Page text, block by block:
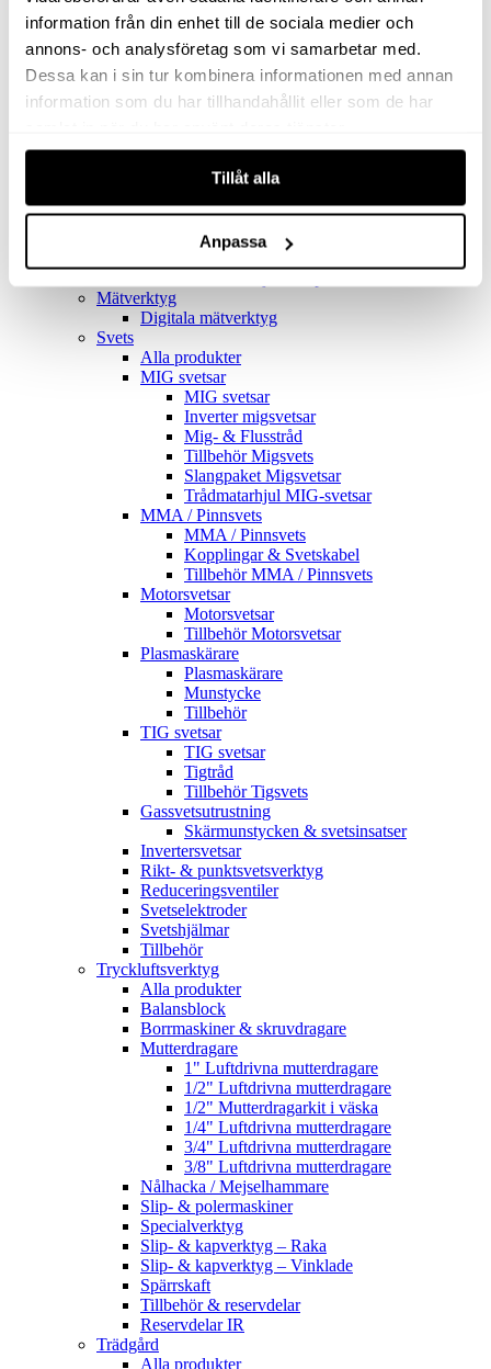
information från din enhet till de sociala medier och
annons- och analysföretag som vi samarbetar med.
Dessa kan i sin tur kombinera informationen med annan
information som du har tillhandahållit eller som de har
Tillåt alla
Anpassa
Golv- & Kombinationsmunstycke
Munstycke
Motor
Reservdelar dammsugare
Rör & handtag
Uppsamlingspåsar
Alla produkter
Mätverktyg
Digitala mätverktyg
Svets
Alla produkter
MIG svetsar
MIG svetsar
Inverter migsvetsar
Mig- & Flusstråd
Tillbehör Migsvets
Slangpaket Migsvetsar
Trådmatarhjul MIG-svetsar
MMA / Pinnsvets
MMA / Pinnsvets
Kopplingar & Svetskabel
Tillbehör MMA / Pinnsvets
Motorsvetsar
Motorsvetsar
Tillbehör Motorsvetsar
Plasmaskärare
Plasmaskärare
Munstycke
Tillbehör
TIG svetsar
TIG svetsar
Tigtråd
Tillbehör Tigsvets
Gassvetsutrustning
Skärmunstycken & svetsinsatser
Invertersvetsar
Rikt- & punktsvetsverktyg
Reduceringsventiler
Svetselektroder
Svetshjälmar
Tillbehör
Tryckluftsverktyg
Alla produkter
Balansblock
Borrmaskiner & skruvdragare
Mutterdragare
1" Luftdrivna mutterdragare
1/2" Luftdrivna mutterdragare
1/2" Mutterdragarkit i väska
1/4" Luftdrivna mutterdragare
3/4" Luftdrivna mutterdragare
3/8" Luftdrivna mutterdragare
Nålhacka / Mejselhammare
Slip- & polermaskiner
Specialverktyg
Slip- & kapverktyg – Raka
Slip- & kapverktyg – Vinklade
Spärrskaft
Tillbehör & reservdelar
Reservdelar IR
Trädgård
Alla produkter